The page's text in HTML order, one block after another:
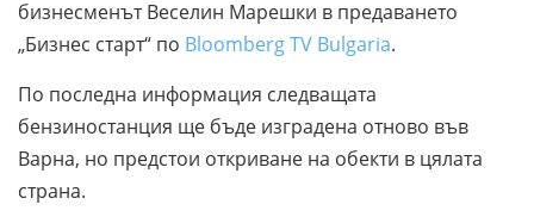
бизнесменът Веселин Марешки в предаването
„Бизнес старт“ по Bloomberg TV Bulgaria.
По последна информация следващата
бензиностанция ще бъде изградена отново във
Варна, но предстои откриване на обекти в цялата
страна.